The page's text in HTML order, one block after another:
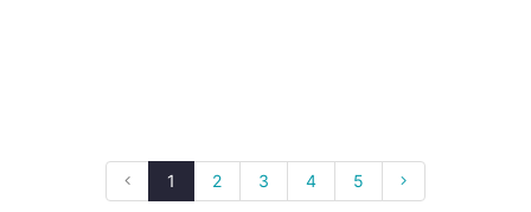
1 2 3 4 5